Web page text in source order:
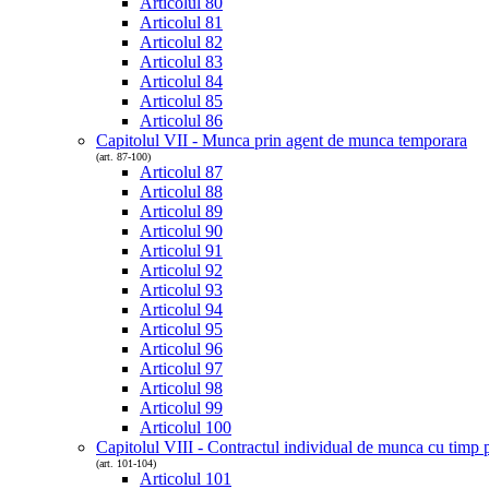
Articolul 81
Articolul 82
Articolul 83
Articolul 84
Articolul 85
Articolul 86
Capitolul VII - Munca prin agent de munca temporara
(art. 87-100)
Articolul 87
Articolul 88
Articolul 89
Articolul 90
Articolul 91
Articolul 92
Articolul 93
Articolul 94
Articolul 95
Articolul 96
Articolul 97
Articolul 98
Articolul 99
Articolul 100
Capitolul VIII - Contractul individual de munca cu timp
(art. 101-104)
Articolul 101